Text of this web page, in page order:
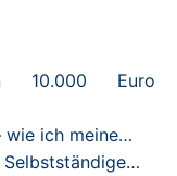
10.000 Euro
wie ich meine…
Selbstständige…